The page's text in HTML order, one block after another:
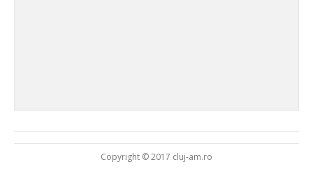
Copyright © 2017 cluj-am.ro